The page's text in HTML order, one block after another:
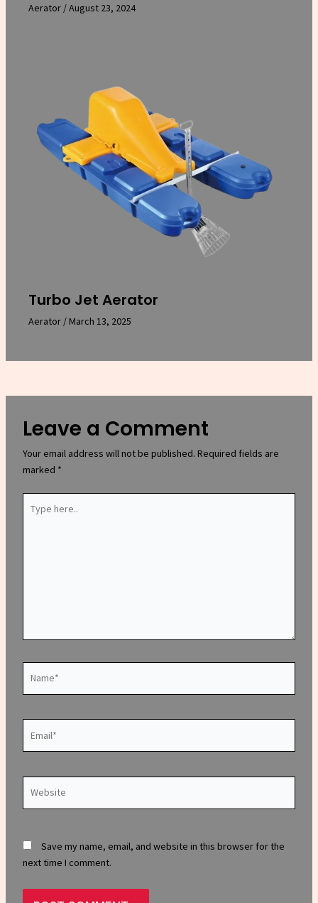
Aerator/August 23, 2024
Turbo Jet Aerator
Aerator/March 13, 2025
Leave a Comment
Your email address will not be published. Required fields are
marked *
here..
Save my name, email, and website in this browser for the
next time I comment.